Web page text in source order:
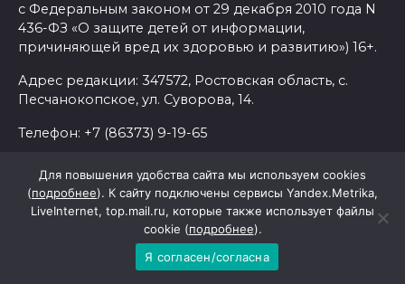
с Федеральным законом от 29 декабря 2010 года N
436-ФЗ «О защите детей от информации,
причиняющей вред их здоровью и развитию») 16+.
Адрес редакции: 347572, Ростовская область, с.
Песчанокопское, ул. Суворова, 14.
Телефон: +7 (86373) 9-19-65
Email: gazetakolos@yandex.ru
Учредитель: Общество с ограниченной
ответственностью «Редакция газеты «Колос»
Главный редактор Алфимова Н.В.
Для повышения удобства сайта мы используем cookies
(подробнее). К сайту подключены сервисы Yandex.Metrika,
LiveInternet, top.mail.ru, которые также использует файлы
cookie (подробнее).
Я согласен/согласна